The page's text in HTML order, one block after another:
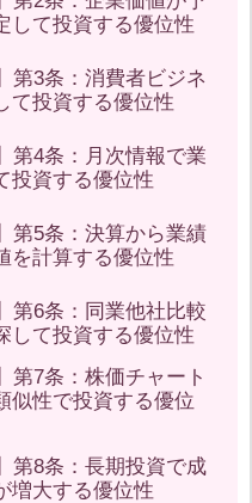
して投資する優位性
第3条：消費者ビジネ
て投資する優位性
第4条：月次情報で業
投資する優位性
第5条：決算から業績
を計算する優位性
第6条：同業他社比較
して投資する優位性
第7条：株価チャート
似性で投資する優位
第8条：長期投資で成
増大する優位性